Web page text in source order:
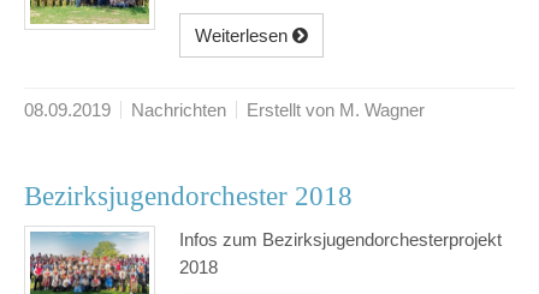
Weiterlesen
08.09.2019 Nachrichten Erstellt von M. Wagner
Bezirksjugendorchester 2018
Infos zum Bezirksjugendorchesterprojekt
2018